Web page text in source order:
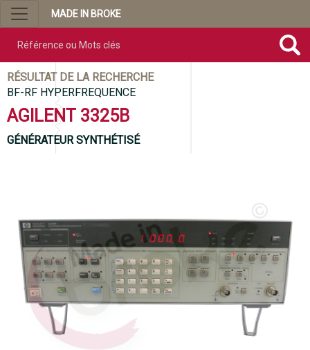
MADE IN BROKE
RÉSULTAT DE LA RECHERCHE
BF-RF HYPERFREQUENCE
AGILENT 3325B
GÉNÉRATEUR SYNTHÉTISÉ